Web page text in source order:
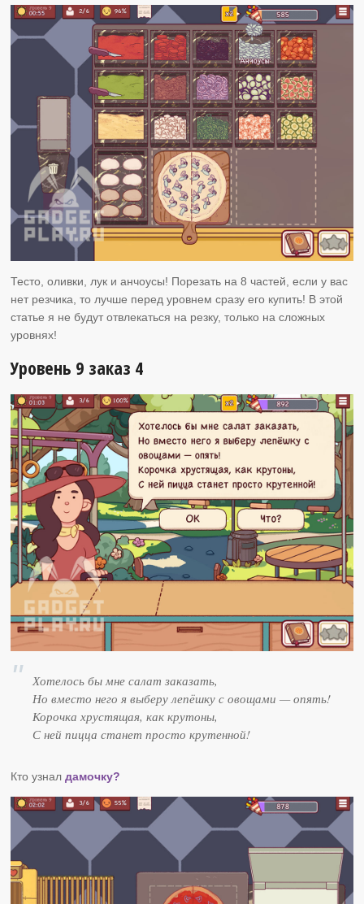
Тесто, оливки, лук и анчоусы! Порезать на 8 частей, если у вас
нет резчика, то лучше перед уровнем сразу его купить! В этой
статье я не будут отвлекаться на резку, только на сложных
уровнях!
Уровень 9 заказ 4
Хотелось бы мне салат заказать,
Но вместо него я выберу лепёшку с овощами — опять!
Корочка хрустящая, как крутоны,
С ней пицца станет просто крутенной!
Кто узналдамочку?